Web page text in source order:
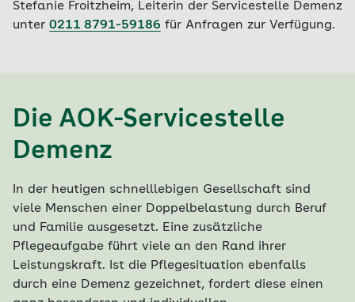
Stefanie Froitzheim, Leiterin der Servicestelle Demenz
unter 0211 8791-59186 für Anfragen zur Verfügung.
Die AOK-Servicestelle
Demenz
In der heutigen schnelllebigen Gesellschaft sind
viele Menschen einer Doppelbelastung durch Beruf
und Familie ausgesetzt. Eine zusätzliche
Pflegeaufgabe führt viele an den Rand ihrer
Leistungskraft. Ist die Pflegesituation ebenfalls
durch eine Demenz gezeichnet, fordert diese einen